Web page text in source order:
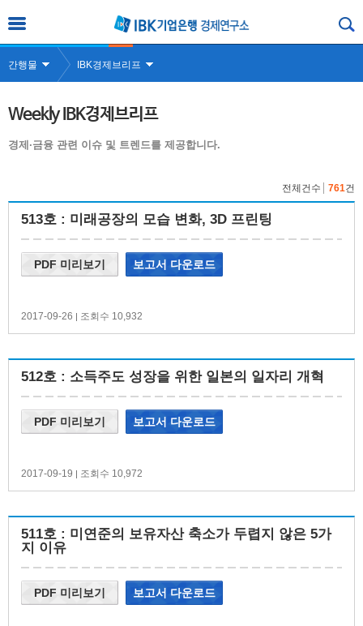
간행물 IBK경제브리프
Weekly IBK경제브리프
경제·금융 관련 이슈 및 트렌드를 제공합니다.
전체건수 761건
513호 : 미래공장의 모습 변화, 3D 프린팅
2017-09-26 | 조회수 10,932
PDF 미리보기 보고서 다운로드
512호 : 소득주도 성장을 위한 일본의 일자리 개혁
2017-09-19 | 조회수 10,972
PDF 미리보기 보고서 다운로드
511호 : 미연준의 보유자산 축소가 두렵지 않은 5가
지 이유
PDF 미리보기 보고서 다운로드